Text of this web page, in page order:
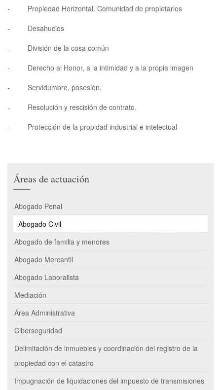
- Propiedad Horizontal. Comunidad de propietarios
- Desahucios
- División de la cosa común
- Derecho al Honor, a la intimidad y a la propia imagen
- Servidumbre, posesión.
- Resolución y rescisión de contrato.
- Protección de la propidad industrial e intelectual
Áreas de actuación
Abogado Penal
Abogado Civil
Abogado de familia y menores
Abogado Mercantil
Abogado Laboralista
Mediación
Área Administrativa
Ciberseguridad
Delimitación de inmuebles y coordinación del registro de la
propiedad con el catastro
Impugnación de liquidaciones del impuesto de transmisiones